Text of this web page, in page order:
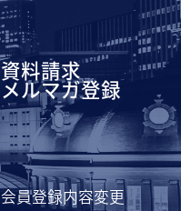
資料請求
メルマガ登録
会員登録内容変更